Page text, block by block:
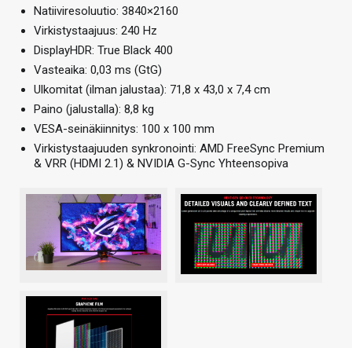
Natiiviresoluutio: 3840×2160
Virkistystaajuus: 240 Hz
DisplayHDR: True Black 400
Vasteaika: 0,03 ms (GtG)
Ulkomitat (ilman jalustaa): 71,8 x 43,0 x 7,4 cm
Paino (jalustalla): 8,8 kg
VESA-seinäkiinnitys: 100 x 100 mm
Virkistystaajuuden synkronointi: AMD FreeSync Premium
& VRR (HDMI 2.1) & NVIDIA G-Sync Yhteensopiva